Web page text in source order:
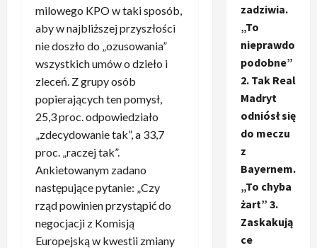
milowego KPO w taki sposób,
aby w najbliższej przyszłości
nie doszło do „ozusowania”
wszystkich umów o dzieło i
zleceń. Z grupy osób
popierających ten pomysł,
25,3 proc. odpowiedziało
„zdecydowanie tak”, a 33,7
proc. „raczej tak”.
Ankietowanym zadano
następujące pytanie: „Czy
rząd powinien przystąpić do
negocjacji z Komisją
Europejską w kwestii zmiany
zadziwia.
„To
nieprawdo
podobne”
2. Tak Real
Madryt
odniósł się
do meczu
z
Bayernem.
„To chyba
żart” 3.
Zaskakują
ce